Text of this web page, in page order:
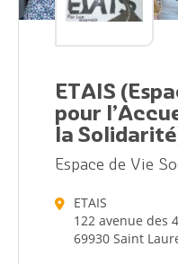
ETAIS
pour
la
Espace de Vie
ETAIS
122 avenue des
69930 Saint